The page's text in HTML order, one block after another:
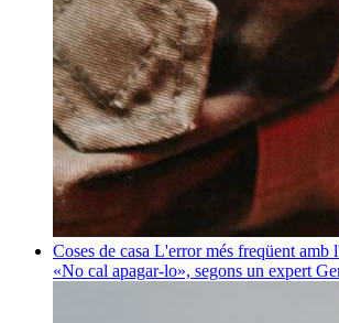
Coses de casa L'error més freqüent amb
«No cal apagar-lo», segons un expert